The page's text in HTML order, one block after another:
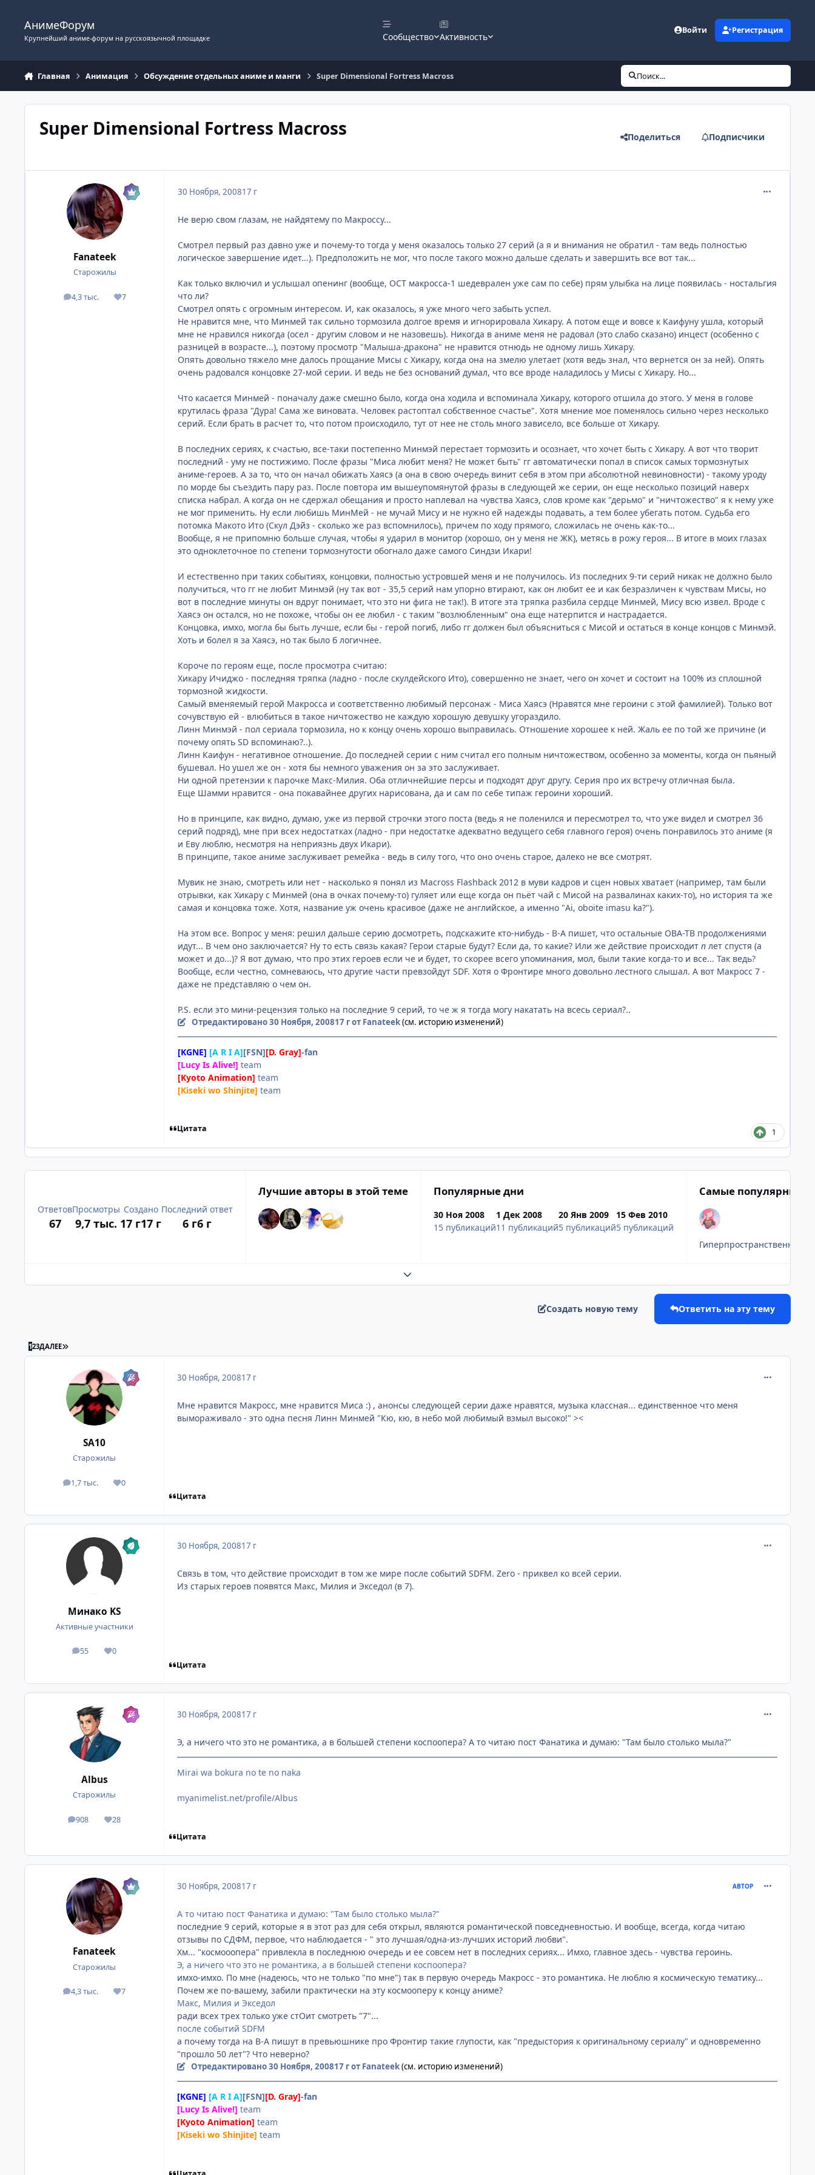
АнимеФорум
Крупнейший аниме-форум на русскоязычной площадке Сообщество Активность
Войти Регистрация
Главная Анимация Обсуждение отдельных аниме и манги Super Dimensional Fortress Macross Поиск...
Super Dimensional Fortress Macross Поделиться Подписчики
Fanateek
Старожилы
4,3 тыс.
посты 7
Репутация
30 Ноября, 200817 г
Не верю свом глазам, не найдятему по Макроссу...
Смотрел первый раз давно уже и почему-то тогда у меня оказалось только 27 серий (а я и внимания не обратил - там ведь полностью
логическое завершение идет...). Предположить не мог, что после такого можно дальше сделать и завершить все вот так...
Как только включил и услышал опенинг (вообще, ОСТ макросса-1 шедеврален уже сам по себе) прям улыбка на лице появилась - ностальгия
что ли?
Смотрел опять с огромным интересом. И, как оказалось, я уже много чего забыть успел.
Не нравится мне, что Минмей так сильно тормозила долгое время и игнорировала Хикару. А потом еще и вовсе к Каифуну ушла, который
мне не нравился никогда (осел - другим словом и не назовешь). Никогда в аниме меня не радовал (это слабо сказано) инцест (особенно с
разницей в возрасте...), поэтому просмотр "Малыша-дракона" не нравится отнюдь не одному лишь Хикару.
Опять довольно тяжело мне далось прощание Мисы с Хикару, когда она на змелю улетает (хотя ведь знал, что вернется он за ней). Опять
очень радовался концовке 27-мой серии. И ведь не без оснований думал, что все вроде наладилось у Мисы с Хикару. Но...
Что касается Минмей - поначалу даже смешно было, когда она ходила и вспоминала Хикару, которого отшила до этого. У меня в голове
крутилась фраза "Дура! Сама же виновата. Человек растоптал собственное счастье". Хотя мнение мое поменялось сильно через несколько
серий. Если брать в расчет то, что потом происходило, тут от нее не столь много зависело, все больше от Хикару.
В последних сериях, к счастью, все-таки постепенно Минмэй перестает тормозить и осознает, что хочет быть с Хикару. А вот что творит
последний - уму не постижимо. После фразы "Миса любит меня? Не может быть" гг автоматически попал в список самых тормознутых
аниме-героев. А за то, что он начал обижать Хаясэ (а она в свою очередь винит себя в этом при абсолютной невиновности) - такому уроду
по морде бы съездить пару раз. После повтора им вышеупомянутой фразы в следующей же серии, он еще несколько позиций наверх
списка набрал. А когда он не сдержал обещания и просто наплевал на чувства Хаясэ, слов кроме как "дерьмо" и "ничтожество" я к нему уже
не мог применить. Ну если любишь МинМей - не мучай Мису и не нужно ей надежды подавать, а тем более убегать потом. Судьба его
потомка Макото Ито (Скул Дэйз - сколько же раз вспомнилось), причем по ходу прямого, сложилась не очень как-то...
Вообще, я не припомню больше случая, чтобы я ударил в монитор (хорошо, он у меня не ЖК), метясь в рожу героя... В итоге в моих глазах
это одноклеточное по степени тормознутости обогнало даже самого Синдзи Икари!
И естественно при таких событиях, концовки, полностью устровшей меня и не получилось. Из последних 9-ти серий никак не должно было
получиться, что гг не любит Минмэй (ну так вот - 35,5 серий нам упорно втирают, как он любит ее и как безразличен к чувствам Мисы, но
вот в последние минуты он вдруг понимает, что это ни фига не так!). В итоге эта тряпка разбила сердце Минмей, Мису всю извел. Вроде с
Хаясэ он остался, но не похоже, чтобы он ее любил - с таким "возлюбленным" она еще натерпится и настрадается.
Концовка, имхо, могла бы быть лучше, если бы - герой погиб, либо гг должен был объясниться с Мисой и остаться в конце концов с Минмэй.
Хоть и болел я за Хаясэ, но так было б логичнее.
Короче по героям еще, после просмотра считаю:
Хикару Ичиджо - последняя тряпка (ладно - после скулдейского Ито), совершенно не знает, чего он хочет и состоит на 100% из сплошной
тормозной жидкости.
Самый вменяемый герой Макросса и соответственно любимый персонаж - Миса Хаясэ (Нравятся мне героини с этой фамилией). Только вот
сочувствую ей - влюбиться в такое ничтожество не каждую хорошую девушку угораздило.
Линн Минмэй - пол сериала тормозила, но к концу очень хорошо выправилась. Отношение хорошее к ней. Жаль ее по той же причине (и
почему опять SD вспоминаю?..).
Линн Каифун - негативное отношение. До последней серии с ним считал его полным ничтожеством, особенно за моменты, когда он пьяный
бушевал. Но ушел же он - хотя бы немного уважения он за это заслуживает.
Ни одной претензии к парочке Макс-Милия. Оба отличнейшие персы и подходят друг другу. Серия про их встречу отличная была.
Еще Шамми нравится - она покавайнее других нарисована, да и сам по себе типаж героини хороший.
Но в принципе, как видно, думаю, уже из первой строчки этого поста (ведь я не поленился и пересмотрел то, что уже видел и смотрел 36
серий подряд), мне при всех недостатках (ладно - при недостатке адекватно ведущего себя главного героя) очень понравилось это аниме (я
и Еву люблю, несмотря на неприязнь двух Икари).
В принципе, такое аниме заслуживает ремейка - ведь в силу того, что оно очень старое, далеко не все смотрят.
Мувик не знаю, смотреть или нет - насколько я понял из Macross Flashback 2012 в муви кадров и сцен новых хватает (например, там были
отрывки, как Хикару с Минмей (она в очках почему-то) гуляет или еще когда он пьёт чай с Мисой на развалинах каких-то), но история та же
самая и концовка тоже. Хотя, название уж очень красивое (даже не английское, а именно "Ai, oboite imasu ka?").
На этом все. Вопрос у меня: решил дальше серию досмотреть, подскажите кто-нибудь - В-А пишет, что остальные ОВА-ТВ продолжениями
идут... В чем оно заключается? Ну то есть связь какая? Герои старые будут? Если да, то какие? Или же действие происходит n лет спустя (а
может и до...)? Я вот думаю, что про этих героев если че и будет, то скорее всего упоминания, мол, были такие когда-то и все... Так ведь?
Вообще, если честно, сомневаюсь, что другие части превзойдут SDF. Хотя о Фронтире много довольно лестного слышал. А вот Макросс 7 -
даже не представляю о чем он.
P.S. если это мини-рецензия только на последние 9 серий, то че ж я тогда могу накатать на всесь сериал?..
Отредактировано30 Ноября, 200817 гот Fanateek(см. историю изменений)
[KGNE] [A R I A][FSN][D. Gray]-fan
[Lucy Is Alive!] team
[Kyoto Animation] team
[Kiseki wo Shinjite] team
Цитата 1
Ответов
67
Просмотры
9,7 тыс.
Создано
17 г17 г
Последний ответ
6 г6 г
Лучшие авторы в этой теме Популярные дни
30 Ноя 2008
15 публикаций
1 Дек 2008
11 публикаций
20 Янв 2009
5 публикаций
15 Фев 2010
5 публикаций
Самые популярные
Гиперпространственная
Развернуть обзор темы
Создать новую тему Ответить на эту тему
123ДАЛЕЕ ПОСЛЕДНЯЯ СТРАНИЦА
SA10
Старожилы
1,7 тыс.
посты 0
Репутация
30 Ноября, 200817 г
Мне нравится Макросс, мне нравится Миса :) , анонсы следующей серии даже нравятся, музыка классная... единственное что меня
вымораживало - это одна песня Линн Минмей "Кю, кю, в небо мой любимый взмыл высоко!" ><
Цитата
Минако KS
Активные участники
55
посты 0
Репутация
30 Ноября, 200817 г
Связь в том, что действие происходит в том же мире после событий SDFM. Zero - приквел ко всей серии.
Из старых героев появятся Макс, Милия и Экседол (в 7).
Цитата
Albus
Старожилы
908
посты 28
Репутация
30 Ноября, 200817 г
Э, а ничего что это не романтика, а в большей степени коспоопера? А то читаю пост Фанатика и думаю: "Там было столько мыла?"
Mirai wa bokura no te no naka
myanimelist.net/profile/Albus
Цитата
Fanateek
Старожилы
4,3 тыс.
посты 7
Репутация
30 Ноября, 200817 г АВТОР
А то читаю пост Фанатика и думаю: "Там было столько мыла?"
последние 9 серий, которые я в этот раз для себя открыл, являются романтической повседневностью. И вообще, всегда, когда читаю
отзывы по СДФМ, первое, что наблюдается - " это лучшая/одна-из-лучших историй любви".
Хм... "космооопера" привлекла в последнюю очередь и ее совсем нет в последних сериях... Имхо, главное здесь - чувства героинь.
Э, а ничего что это не романтика, а в большей степени коспоопера?
имхо-имхо. По мне (надеюсь, что не только "по мне") так в первую очередь Макросс - это романтика. Не люблю я космическую тематику...
Почем же по-вашему, забили практически на эту космооперу к концу аниме?
Макс, Милия и Экседол
ради всех трех только уже стОит смотреть "7"...
после событий SDFM
а почему тогда на В-А пишут в превьюшнике про Фронтир такие глупости, как "предыстория к оригинальному сериалу" и одновременно
"прошло 50 лет"? Что неверно?
Отредактировано30 Ноября, 200817 гот Fanateek(см. историю изменений)
[KGNE] [A R I A][FSN][D. Gray]-fan
[Lucy Is Alive!] team
[Kyoto Animation] team
[Kiseki wo Shinjite] team